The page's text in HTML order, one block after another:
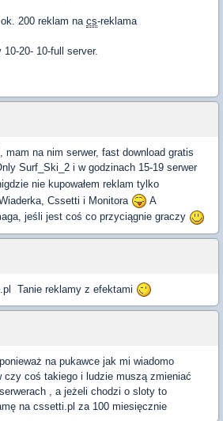
200 reklam na cs-reklama
20- 10-full server.
mam na nim serwer, fast download gratis
Surf_Ski_2 i w godzinach 15-19 serwer
nie kupowałem reklam tylko
Cssetti i Monitora
A
jeśli jest coś co przyciągnie graczy
Tanie reklamy z efektami
na pukawce jak mi wiadomo
czy coś takiego i ludzie muszą zmieniać
, a jeżeli chodzi o sloty to
na cssetti.pl za 100 miesięcznie